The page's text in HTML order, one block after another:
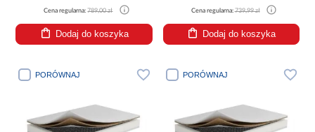
Cena regularna:789,00 zł
Dodaj do koszyka
Cena regularna:739,99 zł
Dodaj do koszyka
PORÓWNAJ PORÓWNAJ